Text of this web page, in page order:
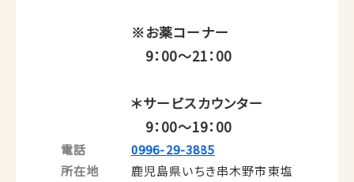
※お薬コーナー
9：00～21：00
＊サービスカウンター
9：00～19：00
電話
0996-29-3885
所在地
鹿児島県いちき串木野市東塩